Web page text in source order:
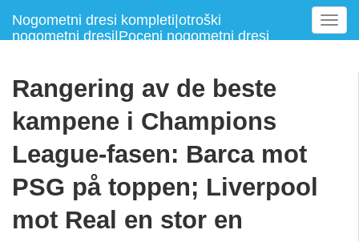
Nogometni dresi kompleti|otroški
nogometni dresi|Poceni nogometni dresi
T
o
Rangering av de beste
kampene i Champions
League-fasen: Barca mot
PSG på toppen; Liverpool
mot Real en stor en